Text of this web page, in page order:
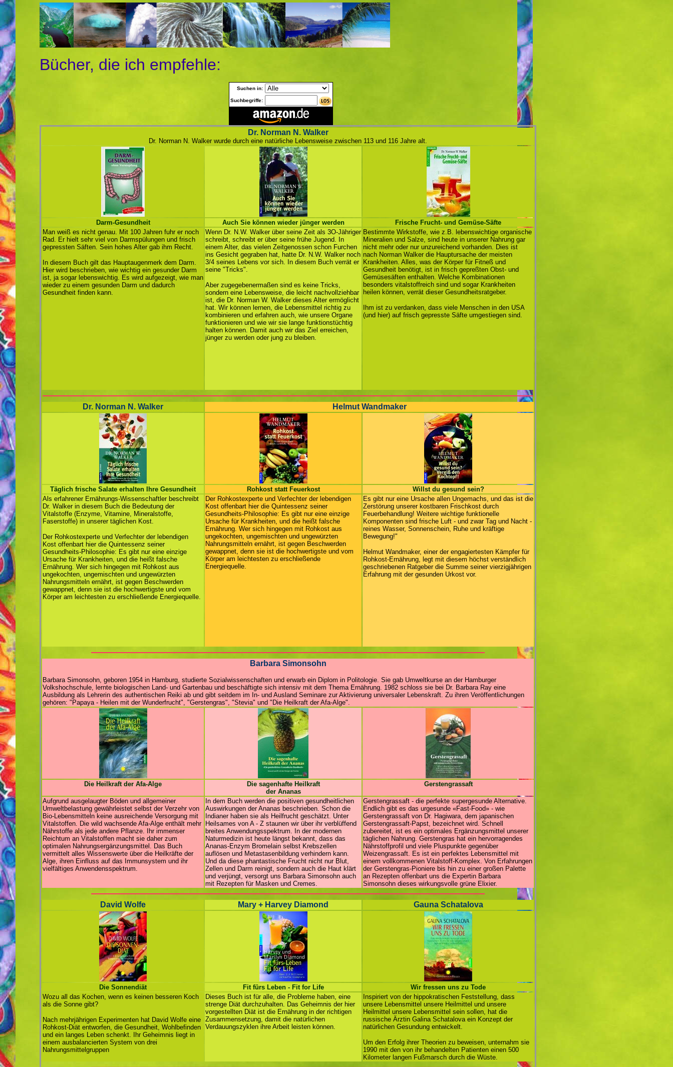
Bücher, die ich empfehle:
Suchen in:
Suchbegriffe:
Dr. Norman N. Walker
Dr. Norman N. Walker wurde durch eine natürliche Lebensweise zwischen 113 und 116 Jahre alt.
Darm-Gesundheit Auch Sie können wieder jünger werden
Frische Frucht- und Gemüse-Säfte
Man weiß es nicht genau. Mit 100 Jahren fuhr er noch
Rad. Er hielt sehr viel von Darmspülungen und frisch
gepressten Säften. Sein hohes Alter gab ihm Recht.
In diesem Buch gilt das Hauptaugenmerk dem Darm.
Hier wird beschrieben, wie wichtig ein gesunder Darm
ist, ja sogar lebenswichtig. Es wird aufgezeigt, wie man
wieder zu einem gesunden Darm und dadurch
Gesundheit finden kann.
Wenn Dr. N.W. Walker über seine Zeit als 3O-Jähriger
schreibt, schreibt er über seine frühe Jugend. In
einem Alter, das vielen Zeitgenossen schon Furchen
ins Gesicht gegraben hat, hatte Dr. N.W. Walker noch
3/4 seines Lebens vor sich. In diesem Buch verrät er
seine "Tricks".
Aber zugegebenermaßen sind es keine Tricks,
sondern eine Lebensweise, die leicht nachvollziehbar
ist, die Dr. Norman W. Walker dieses Alter ermöglicht
hat. Wir können lernen, die Lebensmittel richtig zu
kombinieren und erfahren auch, wie unsere Organe
funktionieren und wie wir sie lange funktionstüchtig
halten können. Damit auch wir das Ziel erreichen,
jünger zu werden oder jung zu bleiben.
Bestimmte Wirkstoffe, wie z.B. lebenswichtige organische
Mineralien und Salze, sind heute in unserer Nahrung gar
nicht mehr oder nur unzureichend vorhanden. Dies ist
nach Norman Walker die Hauptursache der meisten
Krankheiten. Alles, was der Körper für Fitneß und
Gesundheit benötigt, ist in frisch gepreßten Obst- und
Gemüsesäften enthalten. Welche Kombinationen
besonders vitalstoffreich sind und sogar Krankheiten
heilen können, verrät dieser Gesundheitsratgeber.
Ihm ist zu verdanken, dass viele Menschen in den USA
(und hier) auf frisch gepresste Säfte umgestiegen sind.
Dr. Norman N. Walker Helmut Wandmaker
Täglich frische Salate erhalten Ihre Gesundheit Rohkost statt Feuerkost
Willst du gesund sein?
Als erfahrener Ernährungs-Wissenschaftler beschreibt
Dr. Walker in diesem Buch die Bedeutung der
Vitalstoffe (Enzyme, Vitamine, Mineralstoffe,
Faserstoffe) in unserer täglichen Kost.
Der Rohkostexperte und Verfechter der lebendigen
Kost offenbart hier die Quintessenz seiner
Gesundheits-Philosophie: Es gibt nur eine einzige
Ursache für Krankheiten, und die heißt falsche
Ernährung. Wer sich hingegen mit Rohkost aus
ungekochten, ungemischten und ungewürzten
Nahrungsmitteln ernährt, ist gegen Beschwerden
gewappnet, denn sie ist die hochwertigste und vom
Körper am leichtesten zu erschließende Energiequelle.
Der Rohkostexperte und Verfechter der lebendigen
Kost offenbart hier die Quintessenz seiner
Gesundheits-Philosophie: Es gibt nur eine einzige
Ursache für Krankheiten, und die heißt falsche
Ernährung. Wer sich hingegen mit Rohkost aus
ungekochten, ungemischten und ungewürzten
Nahrungsmitteln ernährt, ist gegen Beschwerden
gewappnet, denn sie ist die hochwertigste und vom
Körper am leichtesten zu erschließende
Energiequelle.
Es gibt nur eine Ursache allen Ungemachs, und das ist die
Zerstörung unserer kostbaren Frischkost durch
Feuerbehandlung! Weitere wichtige funktionelle
Komponenten sind frische Luft - und zwar Tag und Nacht -
reines Wasser, Sonnenschein, Ruhe und kräftige
Bewegung!"
Helmut Wandmaker, einer der engagiertesten Kämpfer für
Rohkost-Ernährung, legt mit diesem höchst verständlich
geschriebenen Ratgeber die Summe seiner vierzigjährigen
Erfahrung mit der gesunden Urkost vor.
Barbara Simonsohn
Barbara Simonsohn, geboren 1954 in Hamburg, studierte Sozialwissenschaften und erwarb ein Diplom in Politologie. Sie gab Umweltkurse an der Hamburger
Volkshochschule, lernte biologischen Land- und Gartenbau und beschäftigte sich intensiv mit dem Thema Ernährung. 1982 schloss sie bei Dr. Barbara Ray eine
Ausbildung als Lehrerin des authentischen Reiki ab und gibt seitdem im In- und Ausland Seminare zur Aktivierung universaler Lebenskraft. Zu ihren Veröffentlichungen
gehören: "Papaya - Heilen mit der Wunderfrucht", "Gerstengras", "Stevia" und "Die Heilkraft der Afa-Alge".
Die Heilkraft der Afa-Alge
Die sagenhafte Heilkraft
der Ananas
Gerstengrassaft
Aufgrund ausgelaugter Böden und allgemeiner
Umweltbelastung gewährleistet selbst der Verzehr von
Bio-Lebensmitteln keine ausreichende Versorgung mit
Vitalstoffen. Die wild wachsende Afa-Alge enthält mehr
Nährstoffe als jede andere Pflanze. Ihr immenser
Reichtum an Vitalstoffen macht sie daher zum
optimalen Nahrungsergänzungsmittel. Das Buch
vermittelt alles Wissenswerte über die Heilkräfte der
Alge, ihren Einfluss auf das Immunsystem und ihr
vielfältiges Anwendensspektrum.
In dem Buch werden die positiven gesundheitlichen
Auswirkungen der Ananas beschrieben. Schon die
Indianer haben sie als Heilfrucht geschätzt. Unter
Heilsames von A - Z staunen wir über ihr verblüffend
breites Anwendungsspektrum. In der modernen
Naturmedizin ist heute längst bekannt, dass das
Ananas-Enzym Bromelain selbst Krebszellen
auflösen und Metastasenbildung verhindern kann.
Und da diese phantastische Frucht nicht nur Blut,
Zellen und Darm reinigt, sondern auch die Haut klärt
und verjüngt, versorgt uns Barbara Simonsohn auch
mit Rezepten für Masken und Cremes.
Gerstengrassaft - die perfekte supergesunde Alternative.
Endlich gibt es das urgesunde «Fast-Food» - wie
Gerstengrassaft von Dr. Hagiwara, dem japanischen
Gerstengrassaft-Papst, bezeichnet wird. Schnell
zubereitet, ist es ein optimales Ergänzungsmittel unserer
täglichen Nahrung. Gerstengras hat ein hervorragendes
Nährstoffprofil und viele Pluspunkte gegenüber
Weizengrassaft. Es ist ein perfektes Lebensmittel mit
einem vollkommenen Vitalstoff-Komplex. Von Erfahrungen
der Gerstengras-Pioniere bis hin zu einer großen Palette
an Rezepten offenbart uns die Expertin Barbara
Simonsohn dieses wirkungsvolle grüne Elixier.
David Wolfe Mary + Harvey Diamond Gauna Schatalova
Die Sonnendiät Fit fürs Leben - Fit for Life
Wir fressen uns zu Tode
Wozu all das Kochen, wenn es keinen besseren Koch
als die Sonne gibt?
Nach mehrjährigen Experimenten hat David Wolfe eine
Rohkost-Diät entworfen, die Gesundheit, Wohlbefinden
und ein langes Leben schenkt. Ihr Geheimnis liegt in
einem ausbalancierten System von drei
Nahrungsmittelgruppen
Dieses Buch ist für alle, die Probleme haben, eine
strenge Diät durchzuhalten. Das Geheimnis der hier
vorgestellten Diät ist die Ernährung in der richtigen
Zusammensetzung, damit die natürlichen
Verdauungszyklen ihre Arbeit leisten können.
Inspiriert von der hippokratischen Feststellung, dass
unsere Lebensmittel unsere Heilmittel und unsere
Heilmittel unsere Lebensmittel sein sollen, hat die
russische Ärztin Galina Schatalova ein Konzept der
natürlichen Gesundung entwickelt.
Um den Erfolg ihrer Theorien zu beweisen, unternahm sie
1990 mit den von ihr behandelten Patienten einen 500
Kilometer langen Fußmarsch durch die Wüste.